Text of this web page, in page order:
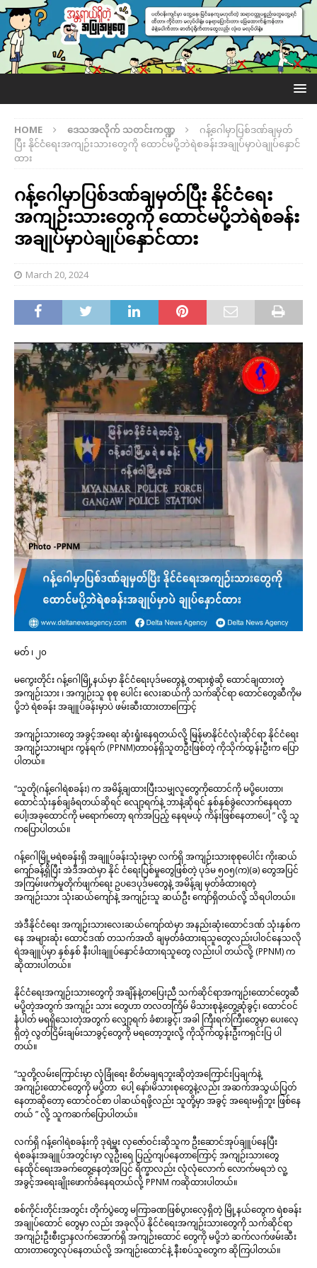
HOME ဒေသအလိုက် သတင်းကဏ္ဍ
ဂန့်ဂေါမှာပြစ်ဒဏ်ချမှတ်
ပြီး နိုင်ငံရေးအကျဉ်းသားတွေကို ထောင်မပို့ဘဲရဲစခန်းအချုပ်မှာပဲချုပ်နှောင်
ထား
ဂန့်ဂေါမှာပြစ်ဒဏ်ချမှတ်ပြီး နိုင်ငံရေး
အကျဉ်းသားတွေကို ထောင်မပို့ဘဲရဲစခန်း
အချုပ်မှာပဲချုပ်နှောင်ထား
March 20, 2024
မတ် ၊ ၂၀
မကွေးတိုင်း ဂန့်ဂေါမြို့နယ်မှာ နိုင်ငံရေးပုဒ်မတွေနဲ့ တရားစွဲဆို ထောင်ချထားတဲ့
အကျဉ်းသား ၊ အကျဉ်းသူ စုစု ပေါင်း လေးဆယ်ကို သက်ဆိုင်ရာ ထောင်တွေဆီကိုမ
ပို့ဘဲ ရဲစခန်း အချူပ်ခန်းမှာပဲ ဖမ်းဆီးထားတာကြောင့်
အကျဉ်းသားတွေ အခွင့်အရေး ဆုံးရှုံးနေရတယ်လို့ မြန်မာနိုင်ငံလုံးဆိုင်ရာ နိုင်ငံရေး
အကျဉ်းသားများ ကွန်ရက် (PPNM)တာဝန်ရှိသူတဦးဖြစ်တဲ့ ကိုသိုက်ထွန်းဦးက ပြော
ပါတယ်။
“သူတို(ဂန့်ဂေါရဲစခန်း) က အမိန့်ချထားပြီးသမျှလူတွေကိုထောင်ကို မပို့ပေးတာ၊
ထောင်သုံးနှစ်ချခံရတယ်ဆိုရင် လျော့ရက်နဲ့ ဘာနဲ့ဆိုရင် နှစ်နှစ်ခွဲလောက်နေရတာ
ပေါ့၊အခုထောင်ကို မရောက်တော့ ရက်အပြည့် နေရမယ့် ကိန်းဖြစ်နေတာပေါ့ ” လို့ သူ
ကပြောပါတယ်။
ဂန့်ဂေါမြို့မရဲစခန်းရှိ အချူပ်ခန်းသုံးခုမှာ လက်ရှိ အကျဉ်းသားစုစုပေါင်း ကိုးဆယ်
ကျော်ခန့်ရှိပြီး အဲဒီအထဲမှာ နိုင် ငံရေးပြစ်မှုတွေဖြစ်တဲ့ ပုဒ်မ ၅၀၅(က)(ခ) တွေအပြင်
အကြမ်းဖက်မှုတိုက်ဖျက်ရေး ဥပဒေပုဒ်မတွေနဲ့ အမိန့်ချ မှတ်ခံထားရတဲ့
အကျဉ်းသား သုံးဆယ်ကျော်နဲ့ အကျဉ်းသူ ဆယ်ဦး ကျော်ရှိတယ်လို့ သိရပါတယ်။
အဲဒီနိုင်ငံရေး အကျဉ်းသားလေးဆယ်ကျော်ထဲမှာ အနည်းဆုံးထောင်ဒဏ် သုံးနှစ်က
နေ အများဆုံး ထောင်ဒဏ် တသက်အထိ ချမှတ်ခံထားရသူတွေလည်းပါ၀င်နေသလို
ရဲအချူပ်မှာ နှစ်နှစ် နီးပါးချူပ်နှောင်ခံထားရသူတွေ လည်းပါ တယ်လို့ (PPNM) က
ဆိုထားပါတယ်။
နိုင်ငံရေးအကျဉ်းသားတွေကို အချိန်နဲ့တပြေးညီ သက်ဆိုင်ရာအကျဉ်းထောင်တွေဆီ
မပို့တဲ့အတွက် အကျဉ်း သား တွေဟာ တလတကြိမ် မိသားစုနဲ့တွေ့ဆုံခွင့်၊ ထောင်၀င်
နံပါတ် မရရှိသေးတဲ့အတွက် လျှော့ရက် ခံစားခွင့်၊ အခါ ကြီးရက်ကြီးတွေမှာ ပေးလေ့
ရှိတဲ့ လွတ်ငြိမ်းချမ်းသာခွင့်တွေကို မရတော့ဘူးလို့ ကိုသိုက်ထွန်းဦးကရှင်းပြ ပါ
တယ်။
“သူတို့လမ်းကြောင်းမှာ လုံခြုံရေး စိတ်မချရဘူးဆိုတဲ့အကြောင်းပြချက်နဲ့
အကျဉ်းထောင်တွေကို မပို့တာ ပေါ့ နော်၊မိသားစုတွေနဲ့လည်း အဆက်အသွယ်ပြတ်
နေတာဆိုတော့ ထောင်၀င်စာ ပါဆယ်ရဖို့လည်း သူတို့မှာ အခွင့် အရေးမရှိဘူး ဖြစ်နေ
တယ် ” လို့ သူကဆက်ပြောပါတယ်။
လက်ရှိ ဂန့်ဂေါရဲစခန်းကို ဒုရဲမှူး လှဇော်၀င်းဆိုသူက ဦးဆောင်အုပ်ချူပ်နေပြီး
ရဲစခန်းအချူပ်အတွင်းမှာ လူဦးရေ ပြည့်ကျပ်နေတာကြောင့် အကျဉ်းသားတွေ
နေထိုင်ရေးအခက်တွေ့နေတဲ့အပြင် ရိက္ခာလည်း လုံလုံလောက် လောက်မရဘဲ လူ့
အခွင့်အရေးချိုးဖောက်ခံနေရတယ်လို့ PPNM ကဆိုထားပါတယ်။
စစ်ကိုင်းတိုင်းအတွင်း တိုက်ပွဲတွေ မကြာခဏဖြစ်ပွားလေ့ရှိတဲ့ မြို့နယ်တွေက ရဲစခန်း
အချုပ်ထောင် တွေမှာ လည်း အခုလိုပဲ နိုင်ငံရေးအကျဉ်းသားတွေကို သက်ဆိုင်ရာ
အကျဉ်းဦးစီးဌာနလက်အောက်ရှိ အကျဉ်းထောင် တွေကို မပို့ဘဲ ဆက်လက်ဖမ်းဆီး
ထားတာတွေလုပ်နေတယ်လို့ အကျဉ်းထောင်နဲ့ နီးစပ်သူတွေက ဆိုကြပါတယ်။